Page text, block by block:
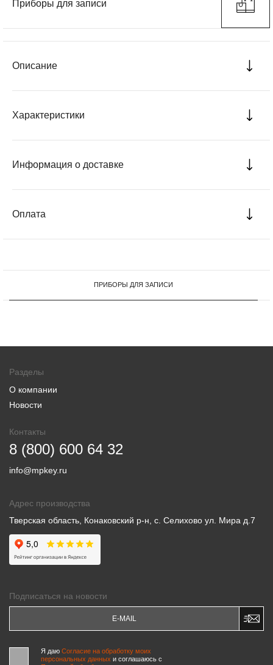
Приборы для записи
Описание
Характеристики
Информация о доставке
Оплата
ПРИБОРЫ ДЛЯ ЗАПИСИ
Разделы
О компании
Новости
Контакты
8 (800) 600 64 32
info@mpkey.ru
Адрес производства
Тверская область, Конаковский р-н, с. Селихово ул. Мира д.7
Подписаться на новости
Я даю Согласие на обработку моих
персональных данных и соглашаюсь c